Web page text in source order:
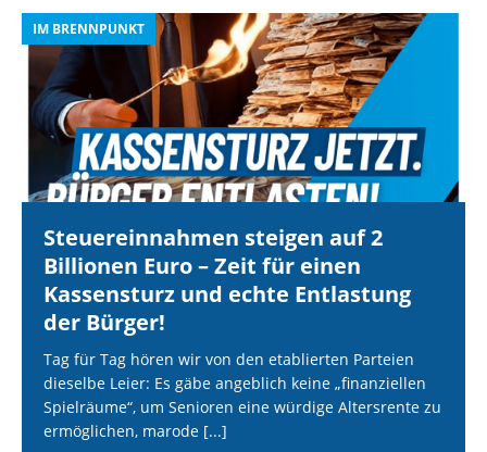
IM BRENNPUNKT
Steuereinnahmen steigen auf 2
Billionen Euro – Zeit für einen
Kassensturz und echte Entlastung
der Bürger!
Tag für Tag hören wir von den etablierten Parteien
dieselbe Leier: Es gäbe angeblich keine „finanziellen
Spielräume“, um Senioren eine würdige Altersrente zu
ermöglichen, marode [...]